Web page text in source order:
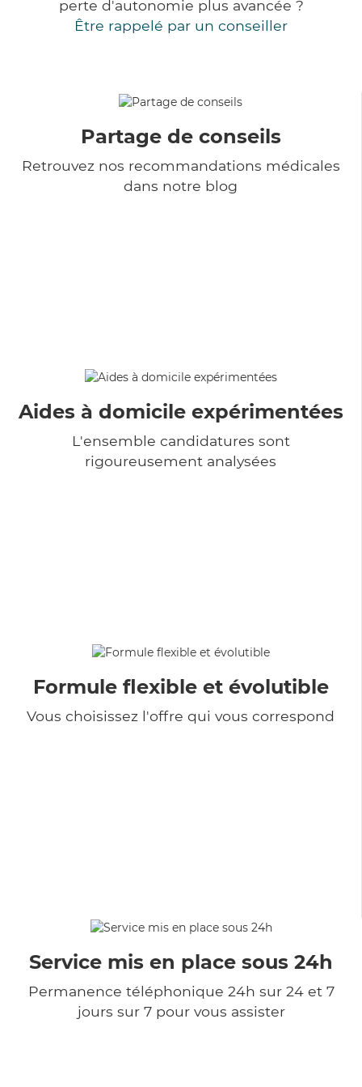
perte d'autonomie plus avancée ?
Être rappelé par un conseiller
Partage de conseils
Retrouvez nos recommandations médicales
dans notre blog
Aides à domicile expérimentées
L'ensemble candidatures sont
rigoureusement analysées
Formule flexible et évolutible
Vous choisissez l'offre qui vous correspond
Service mis en place sous 24h
Permanence téléphonique 24h sur 24 et 7
jours sur 7 pour vous assister